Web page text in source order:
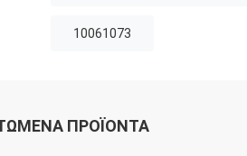
10061073
ΠΡΟΪΌΝΤΑ